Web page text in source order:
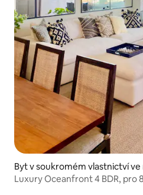
Byt v soukromém vlastnictví ve
ermosa
Luxury Oceanfront 4 BDR, pro